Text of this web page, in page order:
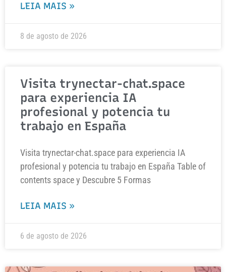
LEIA MAIS »
8 de agosto de 2026
Visita trynectar-chat.space
para experiencia IA
profesional y potencia tu
trabajo en España
Visita trynectar-chat.space para experiencia IA
profesional y potencia tu trabajo en España Table of
contents space y Descubre 5 Formas
LEIA MAIS »
6 de agosto de 2026